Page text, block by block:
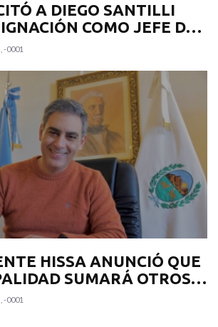
A DIEGO SANTILLI
COMO JEFE DE
-0001
HISSA ANUNCIÓ QUE
SUMARÁ OTROS
0KM PARA
-0001